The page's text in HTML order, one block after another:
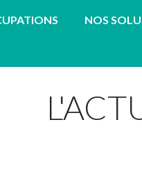
NOS